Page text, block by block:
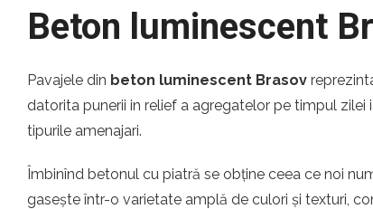
Beton luminescent
Pavajele din beton luminescent Brasov
datorita punerii in relief a agregatelor pe timpul
tipurile amenajari.
Îmbinînd betonul cu piatră se obține ceea ce noi
gasește într-o varietate amplă de culori și texturi,